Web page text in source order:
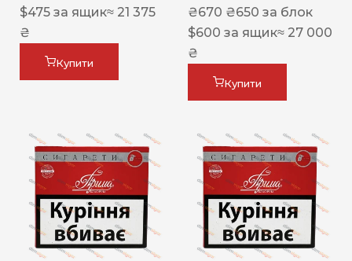
$475 за ящик≈ 21 375
₴
Купити
₴670 ₴650 за блок
$600 за ящик≈ 27 000
₴
Купити